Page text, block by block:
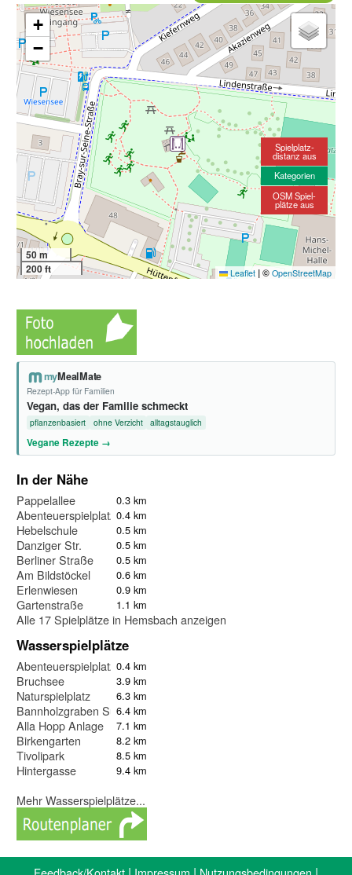
+
−
50 m
200 ft
Leaflet |© OpenStreetMap
Spielplatz-
distanz aus
Kategorien
OSM Spiel-
plätze aus
myMealMate
Rezept-App für Familien
Vegan, das der Familie schmeckt
pflanzenbasiert ohne Verzicht alltagstauglich
Vegane Rezepte →
In der Nähe
Pappelallee 0.3 km
Abenteuerspielplatz 0.4 km
Hebelschule 0.5 km
Danziger Str. 0.5 km
Berliner Straße 0.5 km
Am Bildstöckel 0.6 km
Erlenwiesen 0.9 km
Gartenstraße 1.1 km
Alle 17 Spielplätze in Hemsbach anzeigen
Wasserspielplätze
Abenteuerspielplatz 0.4 km
Bruchsee 3.9 km
Naturspielplatz 6.3 km
Bannholzgraben Süd6.4 km
Alla Hopp Anlage 7.1 km
Birkengarten 8.2 km
Tivolipark 8.5 km
Hintergasse 9.4 km
Mehr Wasserspielplätze...